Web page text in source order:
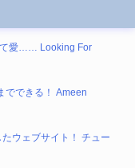
て愛…… Looking For
でできる！ Ameen
ウェブサイト！ チュー